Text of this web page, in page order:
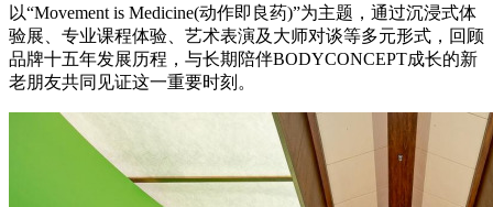
以“Movement is Medicine(动作即良药)”为主题，通过沉浸式体
验展、专业课程体验、艺术表演及大师对谈等多元形式，回顾
品牌十五年发展历程，与长期陪伴BODYCONCEPT成长的新
老朋友共同见证这一重要时刻。